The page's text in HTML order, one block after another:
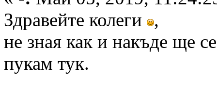
Здравейте колеги
,
не зная как и накъде ще
пукам тук.